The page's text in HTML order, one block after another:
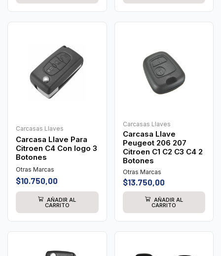
Carcasas Llaves
Carcasa Llave Para
Citroen C4 Con logo 3
Botones
Otras Marcas
$10.750,00
AÑADIR AL
CARRITO
Carcasas Llaves
Carcasa Llave
Peugeot 206 207
Citroen C1 C2 C3 C4 2
Botones
Otras Marcas
$13.750,00
AÑADIR AL
CARRITO